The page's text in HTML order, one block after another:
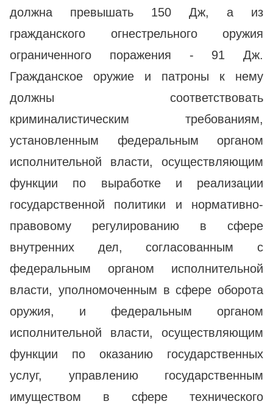
должна превышать 150 Дж, а из
гражданского огнестрельного оружия
ограниченного поражения - 91 Дж.
Гражданское оружие и патроны к нему
должны соответствовать
криминалистическим требованиям,
установленным федеральным органом
исполнительной власти, осуществляющим
функции по выработке и реализации
государственной политики и нормативно-
правовому регулированию в сфере
внутренних дел, согласованным с
федеральным органом исполнительной
власти, уполномоченным в сфере оборота
оружия, и федеральным органом
исполнительной власти, осуществляющим
функции по оказанию государственных
услуг, управлению государственным
имуществом в сфере технического